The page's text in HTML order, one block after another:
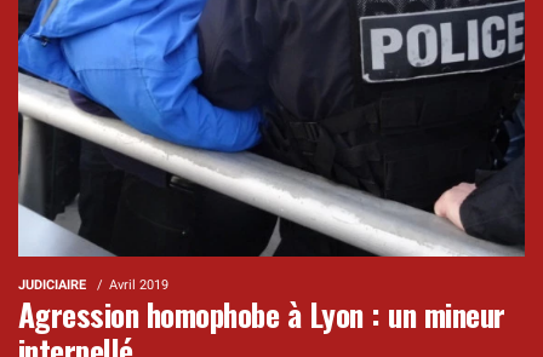
JUDICIAIRE Avril 2019
Agression homophobe à Lyon : un mineur